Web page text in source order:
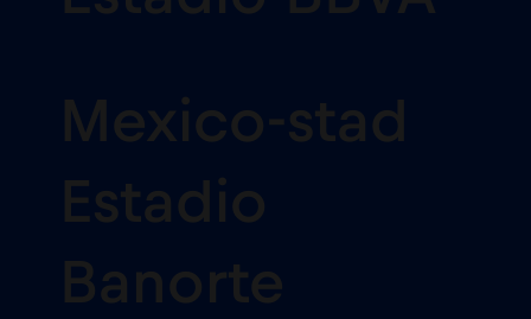
Mexico-stad
Estadio
Banorte